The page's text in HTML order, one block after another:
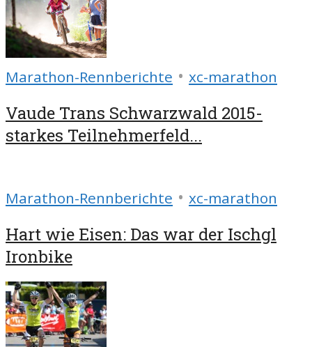
Marathon-Rennberichte • xc-marathon
Vaude Trans Schwarzwald 2015-
starkes Teilnehmerfeld...
Marathon-Rennberichte • xc-marathon
Hart wie Eisen: Das war der Ischgl
Ironbike